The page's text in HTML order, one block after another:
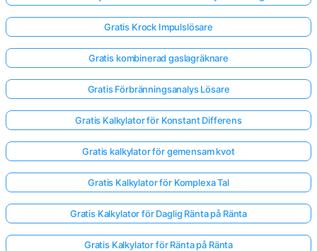
Gratis Krock Impulslösare
Gratis kombinerad gaslagräknare
Gratis Förbränningsanalys Lösare
Gratis Kalkylator för Konstant Differens
Gratis kalkylator för gemensam kvot
Gratis Kalkylator för Komplexa Tal
Gratis Kalkylator för Daglig Ränta på Ränta
Gratis Kalkylator för Ränta på Ränta